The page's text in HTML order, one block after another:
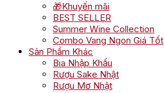
🎁Khuyến mãi
BEST SELLER
Summer Wine Collection
Combo Vang Ngon Giá Tốt
Sản Phẩm Khác
Bia Nhập Khẩu
Rượu Sake Nhật
Rượu Mơ Nhật